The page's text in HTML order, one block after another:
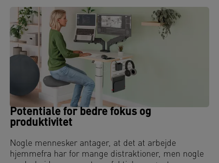
Potentiale for bedre fokus og
produktivitet
Nogle mennesker antager, at det at arbejde
hjemmefra har for mange distraktioner, men nogle